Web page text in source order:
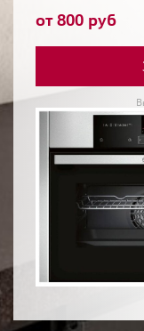
от 800 руб